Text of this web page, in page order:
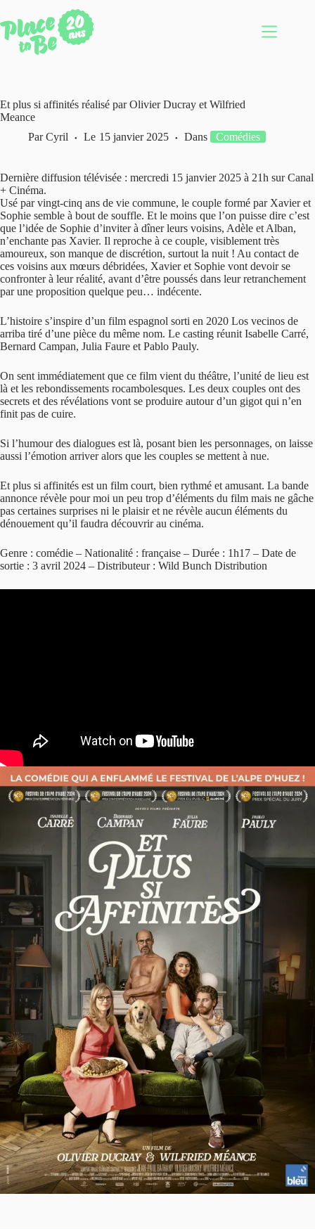
au
contenu
Et plus si affinités réalisé par Olivier Ducray et Wilfried
Meance
Par Cyril Le 15 janvier 2025 Dans Comédies
Dernière diffusion télévisée : mercredi 15 janvier 2025 à 21h sur Canal
+ Cinéma.
Usé par vingt-cinq ans de vie commune, le couple formé par Xavier et
Sophie semble à bout de souffle. Et le moins que l’on puisse dire c’est
que l’idée de Sophie d’inviter à dîner leurs voisins, Adèle et Alban,
n’enchante pas Xavier. Il reproche à ce couple, visiblement très
amoureux, son manque de discrétion, surtout la nuit ! Au contact de
ces voisins aux mœurs débridées, Xavier et Sophie vont devoir se
confronter à leur réalité, avant d’être poussés dans leur retranchement
par une proposition quelque peu… indécente.
L’histoire s’inspire d’un film espagnol sorti en 2020 Los vecinos de
arriba tiré d’une pièce du même nom. Le casting réunit Isabelle Carré,
Bernard Campan, Julia Faure et Pablo Pauly.
On sent immédiatement que ce film vient du théâtre, l’unité de lieu est
là et les rebondissements rocambolesques. Les deux couples ont des
secrets et des révélations vont se produire autour d’un gigot qui n’en
finit pas de cuire.
Si l’humour des dialogues est là, posant bien les personnages, on laisse
aussi l’émotion arriver alors que les couples se mettent à nue.
Et plus si affinités est un film court, bien rythmé et amusant. La bande
annonce révèle pour moi un peu trop d’éléments du film mais ne gâche
pas certaines surprises ni le plaisir et ne révèle aucun éléments du
dénouement qu’il faudra découvrir au cinéma.
Genre : comédie – Nationalité : française – Durée : 1h17 – Date de
sortie : 3 avril 2024 – Distributeur : Wild Bunch Distribution